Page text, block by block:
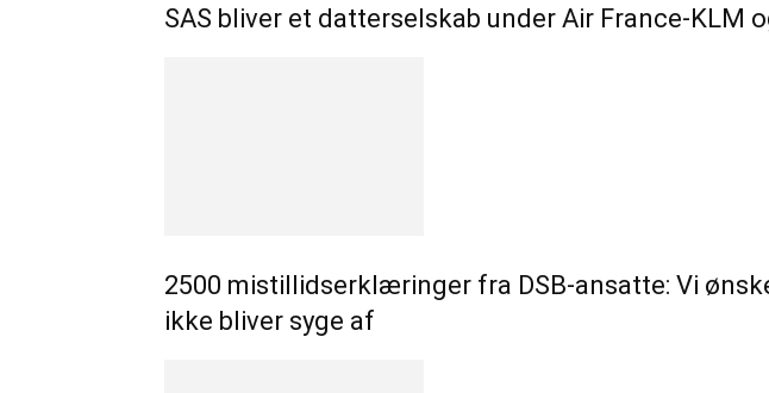
SAS bliver et datterselskab under Air France-KLM
2500 mistillidserklæringer fra DSB-ansatte: Vi
ikke bliver syge af